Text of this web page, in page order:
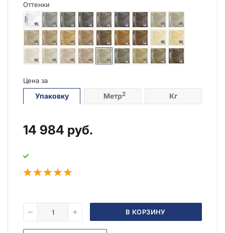
Оттенки
Цена за
Упаковку Метр2 Кг
14 984 руб.
В КОРЗИНУ